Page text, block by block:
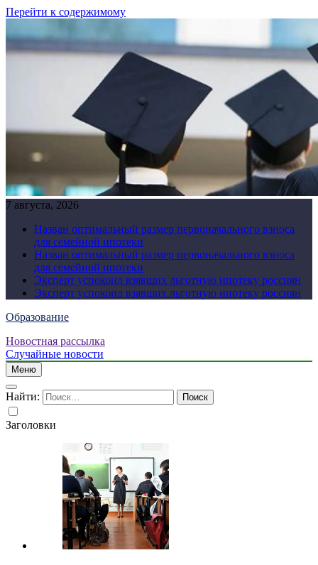
Перейти к содержимому
7 августа, 2026
Назван оптимальный размер первоначального взноса
для семейной ипотеки
Назван оптимальный размер первоначального взноса
для семейной ипотеки
Эксперт успокоил взявших льготную ипотеку россиян
Эксперт успокоил взявших льготную ипотеку россиян
Образование
Новостная рассылка
Случайные новости
Меню
Найти:
Заголовки